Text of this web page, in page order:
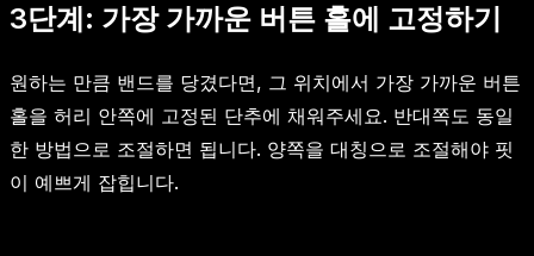
3단계: 가장 가까운 버튼 홀에 고정하기
원하는 만큼 밴드를 당겼다면, 그 위치에서 가장 가까운 버튼
홀을 허리 안쪽에 고정된 단추에 채워주세요. 반대쪽도 동일
한 방법으로 조절하면 됩니다. 양쪽을 대칭으로 조절해야 핏
이 예쁘게 잡힙니다.